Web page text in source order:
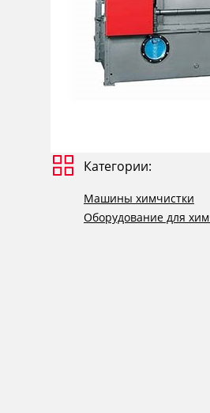
Категории:
Машины химчистки
Оборудование для